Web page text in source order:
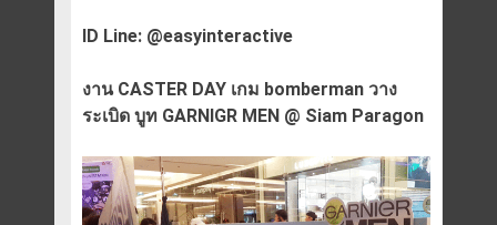
ID Line: @easyinteractive
งาน CASTER DAY เกม bomberman วาง
ระเบิด บูท GARNIGR MEN @ Siam Paragon